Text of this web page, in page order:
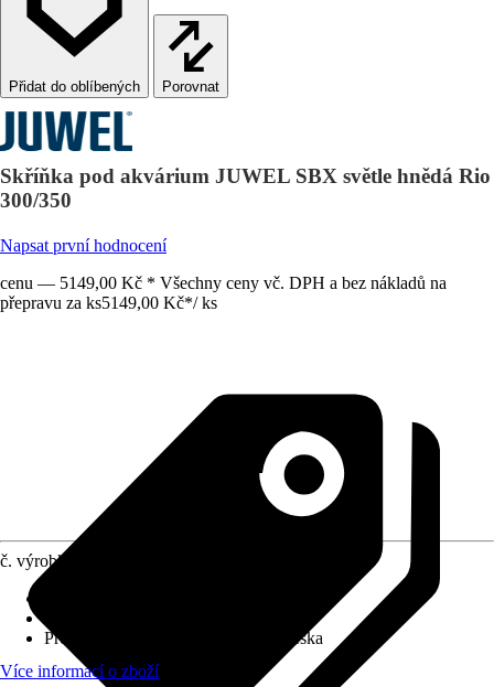
Porovnat
Skříňka pod akvárium JUWEL SBX světle hnědá Rio
300/350
Napsat první hodnocení
cenu — 5149,00 Kč * Všechny ceny vč. DPH a bez nákladů na
přepravu za ks5149,00 Kč*/ ks
č. výrobku
Provedení skříňky
Dřevotřísková deska
Více informací o zboží